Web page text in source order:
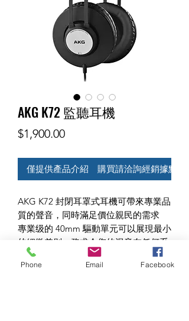
AKG K72 監聽耳機
$1,900.00價
僅提供產品介紹 購買請洽詢經銷據點
AKG K72 封閉耳罩式耳機可帶來專業品
質的聲音，同時滿足價位親民的需求
專業级的 40mm 驅動單元可以展現最小
的細微差别，務求令您的混音在任何系
统上精準呈現。
Phone Email Facebook